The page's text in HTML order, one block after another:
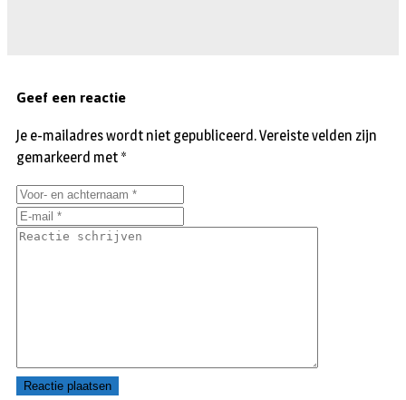
Geef een reactie
Je e-mailadres wordt niet gepubliceerd.Vereiste velden zijn
gemarkeerd met *